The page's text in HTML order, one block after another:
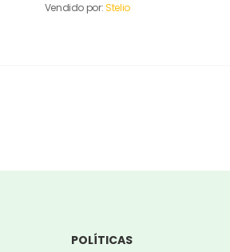
Vendido por:Stelio
POLÍTICAS